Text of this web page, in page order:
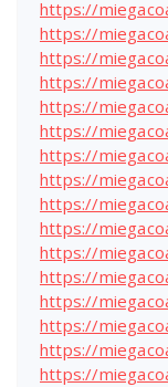
https://
https://
https://
https://
https://
https://
https://
https://
https://
https://
https://
https://
https://
https://
https://
https://